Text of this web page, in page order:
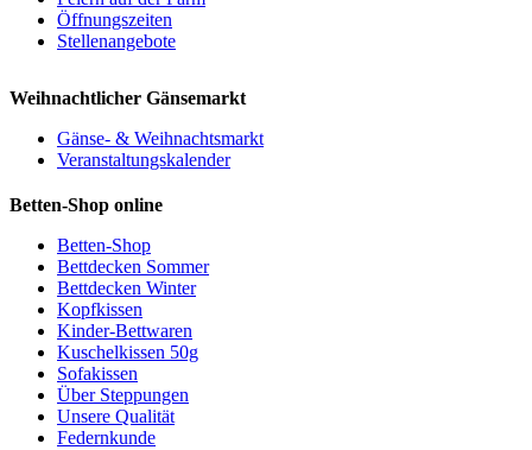
Öffnungszeiten
Stellenangebote
Weihnachtlicher Gänsemarkt
Gänse- & Weihnachtsmarkt
Veranstaltungskalender
Betten-Shop online
Betten-Shop
Bettdecken Sommer
Bettdecken Winter
Kopfkissen
Kinder-Bettwaren
Kuschelkissen 50g
Sofakissen
Über Steppungen
Unsere Qualität
Federnkunde